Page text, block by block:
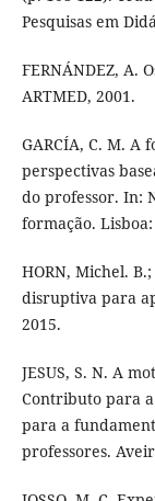
Pesquisas em
FERNÁNDEZ, A.
ARTMED, 2001.
GARCÍA, C. M. A
perspectivas
do professor. In:
formação.
HORN, Michel.
disruptiva para
2015.
JESUS, S. N. A
Contributo para
para a
professores.